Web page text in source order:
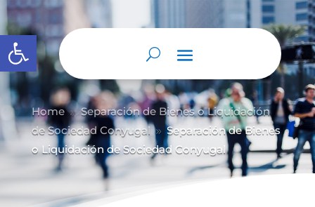
Abrir barra de herramientas
Home 9 Separación de Bienes o Liquidación
de Sociedad Conyugal 9 Separación de Bienes
o Liquidación de Sociedad Conyugal